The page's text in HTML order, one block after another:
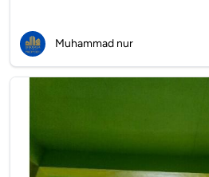
Muhammad nur